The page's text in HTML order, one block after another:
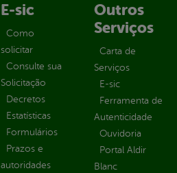
E-sic
Como
solicitar
Consulte sua
Solicitação
Decretos
Estatísticas
Formulários
Prazos e
autoridades
Outros
Serviços
Carta de
Serviços
E-sic
Ferramenta de
Autenticidade
Ouvidoria
Portal Aldir
Blanc